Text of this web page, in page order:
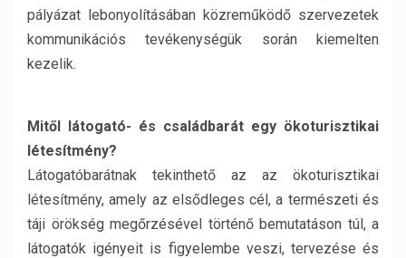
pályázat lebonyolításában közreműködő szervezetek
kommunikációs tevékenységük során kiemelten
kezelik.
Mitől látogató- és családbarát egy ökoturisztikai
létesítmény?
Látogatóbarátnak tekinthető az az ökoturisztikai
létesítmény, amely az elsődleges cél, a természeti és
táji örökség megőrzésével történő bemutatáson túl, a
látogatók igényeit is figyelembe veszi, tervezése és